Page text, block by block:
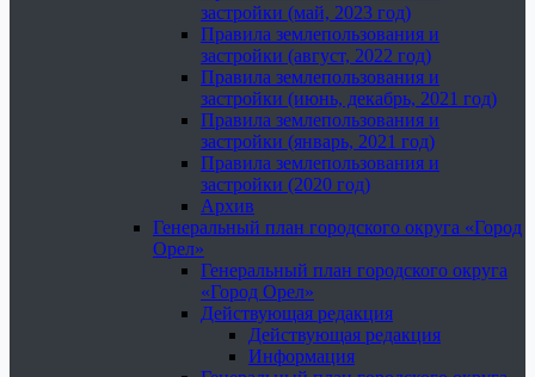
застройки (май, 2023 год)
Правила землепользования и
застройки (август, 2022 год)
Правила землепользования и
застройки (июнь, декабрь, 2021 год)
Правила землепользования и
застройки (январь, 2021 год)
Правила землепользования и
застройки (2020 год)
Архив
Генеральный план городского округа «Город
Орел»
Генеральный план городского округа
«Город Орел»
Действующая редакция
Действующая редакция
Информация